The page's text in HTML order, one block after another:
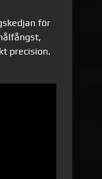
för
precision.